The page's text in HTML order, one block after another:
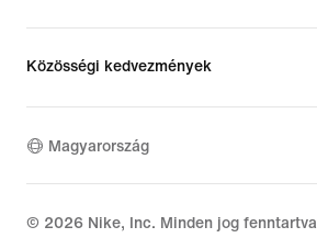
Közösségi kedvezmények
Magyarország
© 2026 Nike, Inc. Minden jog fenntartva